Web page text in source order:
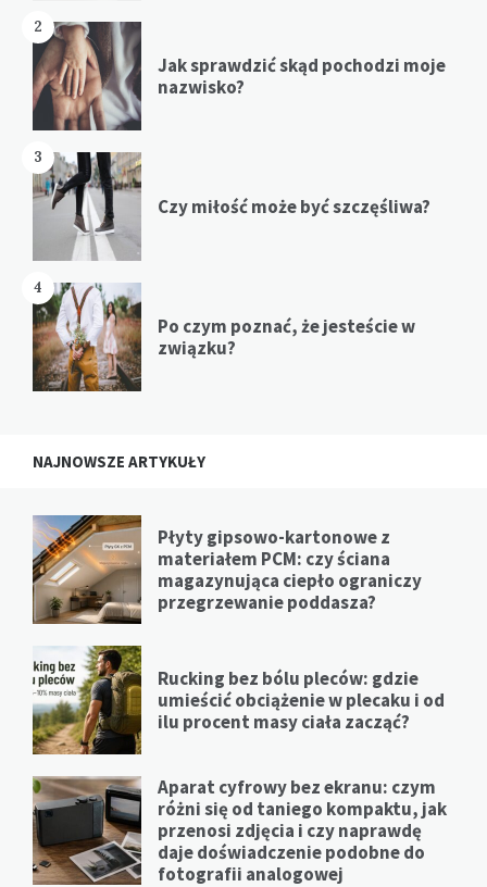
2
Jak sprawdzić skąd pochodzi moje
nazwisko?
3
Czy miłość może być szczęśliwa?
4
Po czym poznać, że jesteście w
związku?
NAJNOWSZE ARTYKUŁY
Płyty gipsowo-kartonowe z
materiałem PCM: czy ściana
magazynująca ciepło ograniczy
przegrzewanie poddasza?
Rucking bez bólu pleców: gdzie
umieścić obciążenie w plecaku i od
ilu procent masy ciała zacząć?
Aparat cyfrowy bez ekranu: czym
różni się od taniego kompaktu, jak
przenosi zdjęcia i czy naprawdę
daje doświadczenie podobne do
fotografii analogowej